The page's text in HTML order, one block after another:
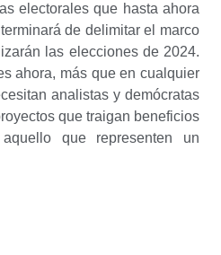
electorales que hasta ahora
de delimitar el marco
las elecciones de 2024.
ahora, más que en cualquier
analistas y demócratas
que traigan beneficios
que representen un